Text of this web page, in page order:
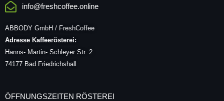
info@freshcoffee.online
ABBODY GmbH / FreshCoffee
Adresse Kaffeerösterei:
Hanns- Martin- Schleyer Str. 2
74177 Bad Friedrichshall
ÖFFNUNGSZEITEN RÖSTEREI